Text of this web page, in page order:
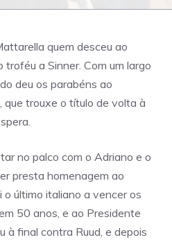
quem desceu ao
a Sinner. Com um largo
deu os parabéns ao
que trouxe o título de volta à
no palco com o Adriano e o
presta homenagem ao
o último italiano a vencer os
50 anos, e ao Presidente
à final contra Ruud, e depois